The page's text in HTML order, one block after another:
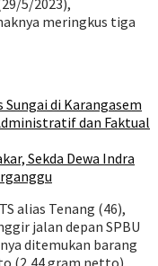
5/2023),
meringkus tiga
Sungai di Karangasem
dan Faktual
Sekda Dewa Indra
alias Tenang (46),
jalan depan SPBU
ditemukan barang